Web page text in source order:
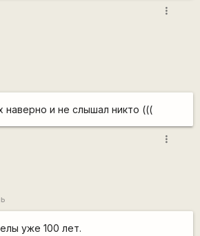
more_vert
наверно и не слышал никто (((
more_vert
уже 100 лет.